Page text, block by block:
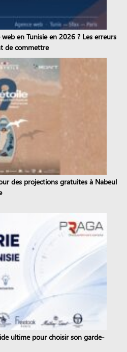
en Tunisie en 2026 ? Les erreurs
de commettre
des projections gratuites à Nabeul
ultime pour choisir son garde-